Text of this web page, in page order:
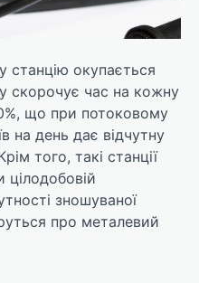
станцію окупається
скорочує час на кожну
що при потоковому
на день дає відчутну
того, такі станції
цілодобовій
зношуваної
про металевий